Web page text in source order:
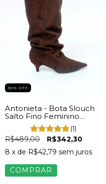
30% OFF
Antonieta - Bota Slouch
Salto Fino Feminino
Camurça Marrom(1)
R$489,00
R$342,30
8 x de R$42,79 sem juros
COMPRAR